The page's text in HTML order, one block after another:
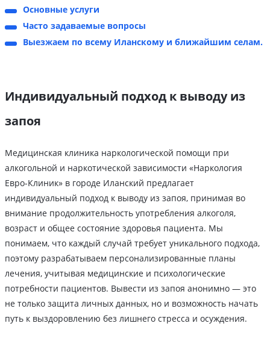
Основные услуги
Часто задаваемые вопросы
Выезжаем по всему Иланскому и ближайшим селам.
Индивидуальный подход к выводу из
запоя
Медицинская клиника наркологической помощи при
алкогольной и наркотической зависимости «Наркология
Евро-Клиник» в городе Иланский предлагает
индивидуальный подход к выводу из запоя, принимая во
внимание продолжительность употребления алкоголя,
возраст и общее состояние здоровья пациента. Мы
понимаем, что каждый случай требует уникального подхода,
поэтому разрабатываем персонализированные планы
лечения, учитывая медицинские и психологические
потребности пациентов. Вывести из запоя анонимно — это
не только защита личных данных, но и возможность начать
путь к выздоровлению без лишнего стресса и осуждения.